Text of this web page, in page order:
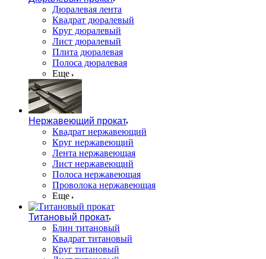
Дюралевая лента
Квадрат дюралевый
Круг дюралевый
Лист дюралевый
Плита дюралевая
Полоса дюралевая
Еще
Нержавеющий прокат
Квадрат нержавеющий
Круг нержавеющий
Лента нержавеющая
Лист нержавеющий
Полоса нержавеющая
Проволока нержавеющая
Еще
Титановый прокат
Блин титановый
Квадрат титановый
Круг титановый